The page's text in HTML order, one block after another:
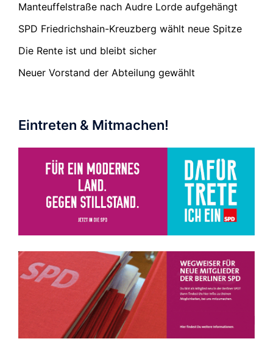
Manteuffelstraße nach Audre Lorde aufgehängt
SPD Friedrichshain-Kreuzberg wählt neue Spitze
Die Rente ist und bleibt sicher
Neuer Vorstand der Abteilung gewählt
Eintreten & Mitmachen!